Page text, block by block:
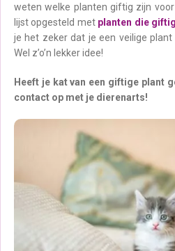
weten welke planten giftig zijn
lijst opgesteld met planten die
je het zeker dat je een veilige
Wel z’o’n lekker idee!
Heeft je kat van een giftige plant
contact op met je dierenarts!